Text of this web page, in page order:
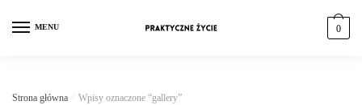
MENU 0
Strona główna Wpisy oznaczone “gallery”